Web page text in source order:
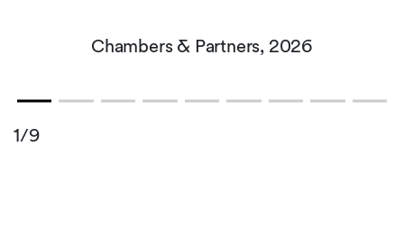
Chambers & Partners, 2026
1/9